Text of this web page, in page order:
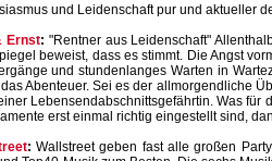
und Leidenschaft pur und aktueller
Ernst: "Rentner aus Leidenschaft"
beweist, dass es stimmt. Die Angst
und stundenlanges Warten in
das Abenteuer. Sei es der allmorgendliche
Lebensendabschnittsgefährtin. Was für
erst einmal richtig eingestellt sind,
: Wallstreet geben fast alle großen